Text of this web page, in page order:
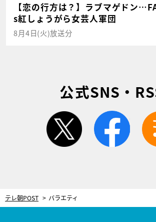
【恋の行方は？】ラブマゲドン
s紅しょうがら女芸人軍団
8月4日(火)放送分
公式SNS・
twitter
テレ朝POST バラエティ